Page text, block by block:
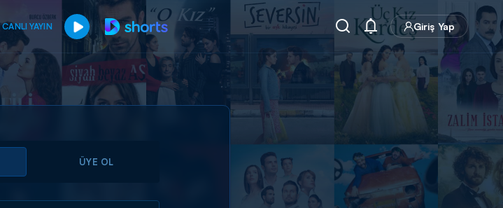
CANLI YAYIN Giriş Yap
ÜYE OL